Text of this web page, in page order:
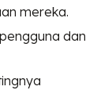
mereka.
dan